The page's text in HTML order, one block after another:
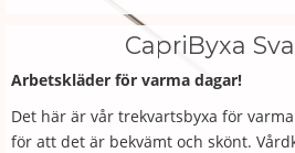
CapriByxa
Arbetskläder för varma dagar!
Det här är vår trekvartsbyxa för
för att det är bekvämt och skönt.